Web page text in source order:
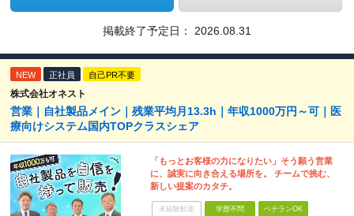
掲載終了予定日： 2026.08.31
NEW 正社員 自己PR不要
株式会社オネスト
営業｜自社製品メイン｜残業平均月13.3h｜年収1000万円～可｜医
療向けシステム国内TOPクラスシェア
「もっとお客様の力になりたい」そう願う営業
に、誠実に向き合える場所を。 チームで挑む、
新しい提案のカタチ。
未経験歓迎 学歴不問 ベテランOK